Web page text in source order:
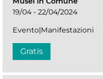
19/04 - 22/04/2024
Evento|Manifestazioni
Gratis